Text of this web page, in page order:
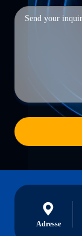
Adresse